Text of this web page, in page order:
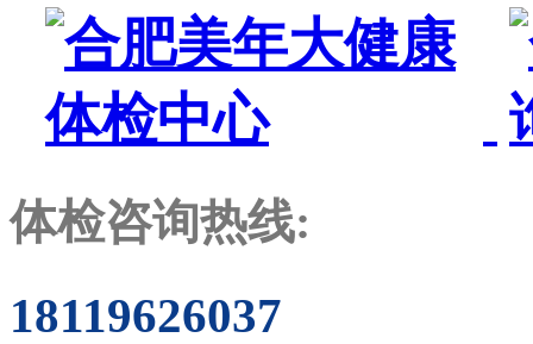
体检咨询热线:
18119626037